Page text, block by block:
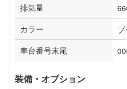
排気量
カラー
ブ
車台番号末尾
装備・オプション